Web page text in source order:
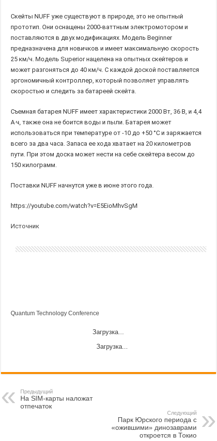
Скейты NUFF уже существуют в природе, это не опытный
прототип. Они оснащены 2000-ваттным электромотором и
поставляются в двух модификациях. Модель Beginner
предназначена для новичков и имеет максимальную скорость
25 км/ч. Модель Superior нацелена на опытных скейтеров и
может разгоняться до 40 км/ч. С каждой доской поставляется
эргономичный контроллер, который позволяет управлять
скоростью и следить за батареей скейта.
Съемная батарея NUFF имеет характеристики 2000 Вт, 36 В, и 4,4
А·ч, также она не боится воды и пыли. Батарея может
использоваться при температуре от -10 до +50 °C и заряжается
всего за два часа. Запаса ее хода хватает на 20 километров
пути. При этом доска может нести на себе скейтера весом до
150 килограмм.
Поставки NUFF начнутся уже в июне этого года.
https://youtube.com/watch?v=E5EioMhvSgM
Источник
Quantum Technology Conference
Загрузка...
Загрузка...
Предыдущий
На SIM-карты наложат
отпечаток
Следующий
Парк Юрского периода с
«ожившими» динозаврами
откроется в Токио